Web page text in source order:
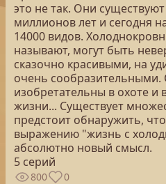
это не так. Они
миллионов лет и сегодня
14000 видов.
называют, могут быть
сказочно красивыми, на
очень сообразительными.
изобретательны в охоте и
жизни... Существует
предстоит обнаружить,
выражению "жизнь с
абсолютно новый смысл.
5 серий
800 0